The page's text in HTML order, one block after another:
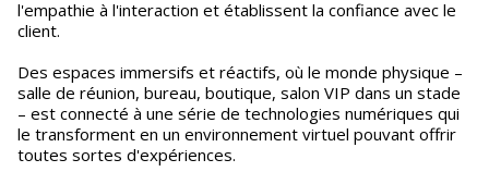
l'empathie à l'interaction et établissent la confiance avec le
client.
Des espaces immersifs et réactifs, où le monde physique –
salle de réunion, bureau, boutique, salon VIP dans un stade
– est connecté à une série de technologies numériques qui
le transforment en un environnement virtuel pouvant offrir
toutes sortes d'expériences.